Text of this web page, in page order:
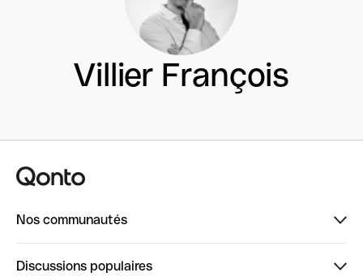
Villier François
Nos communautés
Discussions populaires